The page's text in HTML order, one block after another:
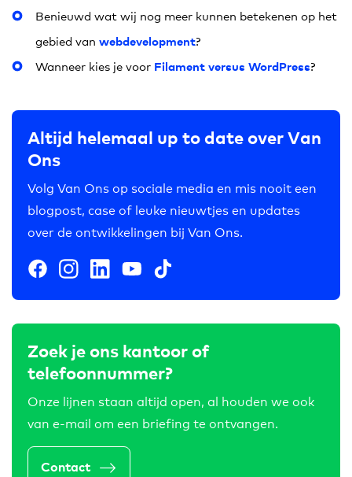
Benieuwd wat wij nog meer kunnen betekenen op het
gebied van webdevelopment?
Wanneer kies je voor Filament versus WordPress?
Altijd helemaal up to date over Van
Ons
Volg Van Ons op sociale media en mis nooit een
blogpost, case of leuke nieuwtjes en updates
over de ontwikkelingen bij Van Ons.
Zoek je ons kantoor of
telefoonnummer?
Onze lijnen staan altijd open, al houden we ook
van e-mail om een briefing te ontvangen.
Contact